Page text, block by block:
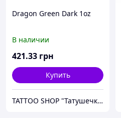
Dragon Green Dark 1oz
В наличии
421.33 грн
Купить
TATTOO SHOP "Татушечка" Молдова